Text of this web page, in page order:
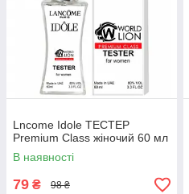
Lncome Idole ТЕСТЕР
Premium Class жіночий 60 мл
В наявності
79 ₴ 98 ₴